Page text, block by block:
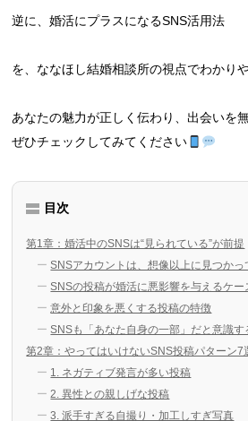
逆に、婚活にプラスになるSNS活用法
を、ななほし結婚相談所の視点でわかり
あなたの魅力が正しく伝わり、出会いを
ぜひチェックしてみてください
目次
第1章：婚活中のSNSは“見られている”が前提
SNSアカウントは、想像以上に見つかっ
SNSの投稿が婚活に悪影響を与えるケー
意外と印象を悪くする投稿の特徴
SNSも「あなた自身の一部」だと意識す
第2章：やってはいけないSNS投稿パターン7
1. ネガティブ発言が多い投稿
2. 異性との親しげな投稿
3. 派手すぎる自撮り・加工しすぎ写真